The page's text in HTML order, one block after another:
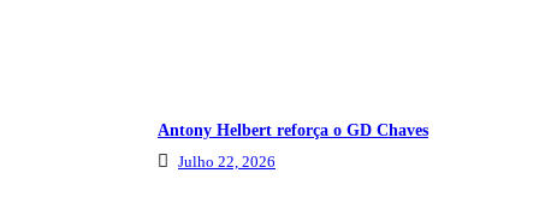
Antony Helbert reforça o GD Chaves
Julho 22, 2026